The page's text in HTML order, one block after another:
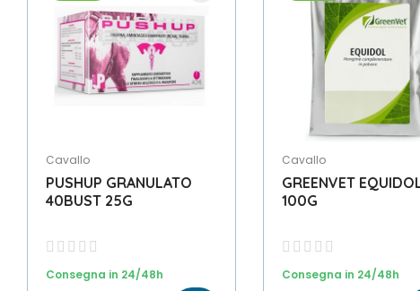
Cavallo
PUSHUP GRANULATO
40BUST 25G
Consegna in 24/48h
Cavallo
GREENVET
100G
Consegna in 24/48h